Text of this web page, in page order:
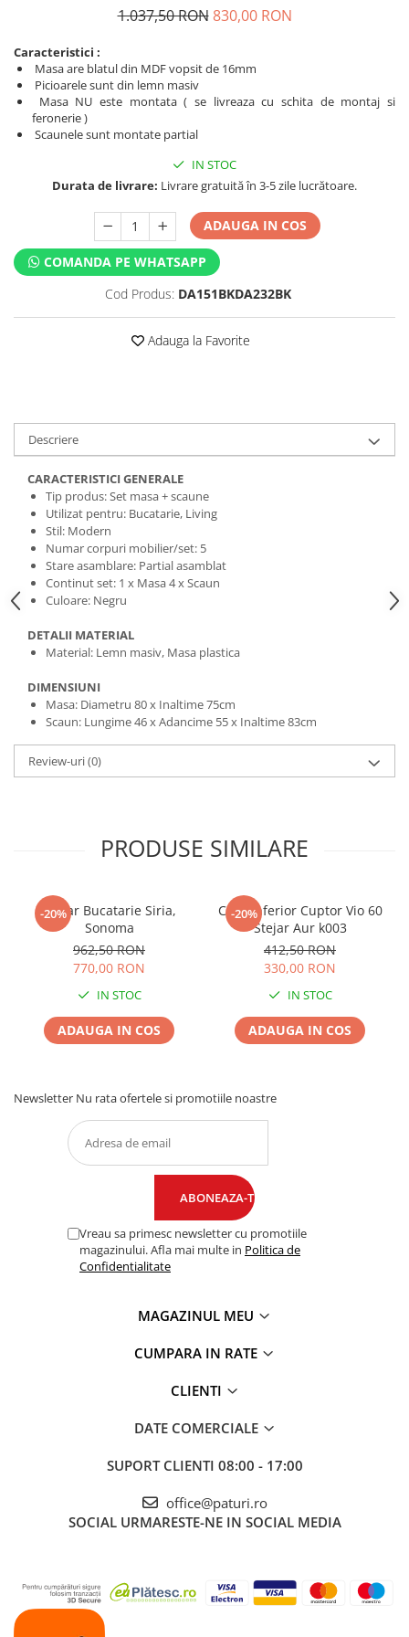
1.037,50 RON 830,00 RON
Caracteristici :
Masa are blatul din MDF vopsit de 16mm
Picioarele sunt din lemn masiv
Masa NU este montata ( se livreaza cu schita de montaj si
feronerie )
Scaunele sunt montate partial
IN STOC
Durata de livrare: Livrare gratuită în 3-5 zile lucrătoare.
ADAUGA IN COS
COMANDA PE WHATSAPP
Cod Produs: DA151BKDA232BK
Adauga la Favorite
Descriere
CARACTERISTICI GENERALE
Tip produs: Set masa + scaune
Utilizat pentru: Bucatarie, Living
Stil: Modern
Numar corpuri mobilier/set: 5
Stare asamblare: Partial asamblat
Continut set: 1 x Masa 4 x Scaun
Culoare: Negru
DETALII MATERIAL
Material: Lemn masiv, Masa plastica
DIMENSIUNI
Masa: Diametru 80 x Inaltime 75cm
Scaun: Lungime 46 x Adancime 55 x Inaltime 83cm
Review-uri(0)
PRODUSE SIMILARE
-20%
Coltar Bucatarie Siria,
Sonoma
962,50 RON
770,00 RON
IN STOC
ADAUGA IN COS
-20%
Corp Inferior Cuptor Vio 60
Stejar Aur k003
412,50 RON
330,00 RON
IN STOC
ADAUGA IN COS
Newsletter Nu rata ofertele si promotiile noastre
Vreau sa primesc newsletter cu promotiile
magazinului. Afla mai multe in Politica de
Confidentialitate
MAGAZINUL MEU
CUMPARA IN RATE
CLIENTI
DATE COMERCIALE
SUPORT CLIENTI 08:00 - 17:00
office@paturi.ro
SOCIAL URMARESTE-NE IN SOCIAL MEDIA